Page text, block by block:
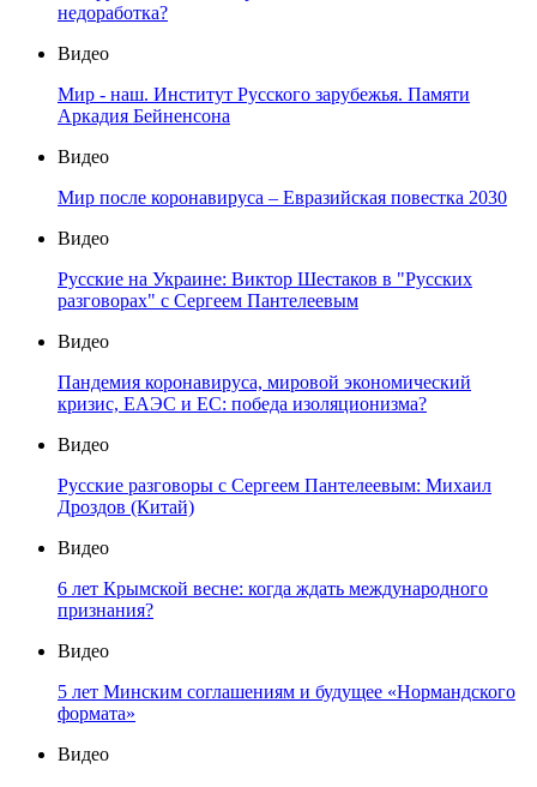
недоработка?
Видео
Мир - наш. Институт Русского зарубежья. Памяти
Аркадия Бейненсона
Видео
Мир после коронавируса – Евразийская повестка 2030
Видео
Русские на Украине: Виктор Шестаков в "Русских
разговорах" с Сергеем Пантелеевым
Видео
Пандемия коронавируса, мировой экономический
кризис, ЕАЭС и ЕС: победа изоляционизма?
Видео
Русские разговоры с Сергеем Пантелеевым: Михаил
Дроздов (Китай)
Видео
6 лет Крымской весне: когда ждать международного
признания?
Видео
5 лет Минским соглашениям и будущее «Нормандского
формата»
Видео